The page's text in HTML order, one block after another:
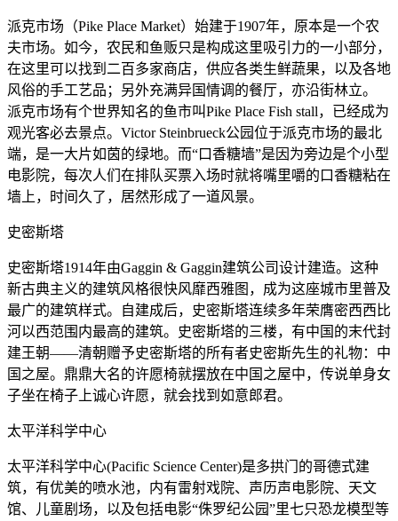
派克市场（Pike Place Market）始建于1907年，原本是一个农
夫市场。如今，农民和鱼贩只是构成这里吸引力的一小部分，
在这里可以找到二百多家商店，供应各类生鲜蔬果，以及各地
风俗的手工艺品；另外充满异国情调的餐厅，亦沿街林立。
派克市场有个世界知名的鱼市叫Pike Place Fish stall，已经成为
观光客必去景点。Victor Steinbrueck公园位于派克市场的最北
端，是一大片如茵的绿地。而“口香糖墙”是因为旁边是个小型
电影院，每次人们在排队买票入场时就将嘴里嚼的口香糖粘在
墙上，时间久了，居然形成了一道风景。
史密斯塔
史密斯塔1914年由Gaggin & Gaggin建筑公司设计建造。这种
新古典主义的建筑风格很快风靡西雅图，成为这座城市里普及
最广的建筑样式。自建成后，史密斯塔连续多年荣膺密西西比
河以西范围内最高的建筑。史密斯塔的三楼，有中国的末代封
建王朝——清朝赠予史密斯塔的所有者史密斯先生的礼物：中
国之屋。鼎鼎大名的许愿椅就摆放在中国之屋中，传说单身女
子坐在椅子上诚心许愿，就会找到如意郎君。
太平洋科学中心
太平洋科学中心(Pacific Science Center)是多拱门的哥德式建
筑，有优美的喷水池，内有雷射戏院、声历声电影院、天文
馆、儿童剧场，以及包括电影“侏罗纪公园”里七只恐龙模型等